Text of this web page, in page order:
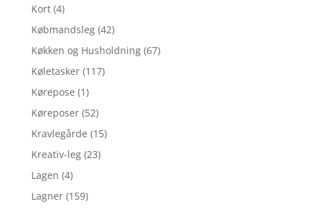
Kort (4)
Købmandsleg (42)
Køkken og Husholdning (67)
Køletasker (117)
Kørepose (1)
Køreposer (52)
Kravlegårde (15)
Kreativ-leg (23)
Lagen (4)
Lagner (159)